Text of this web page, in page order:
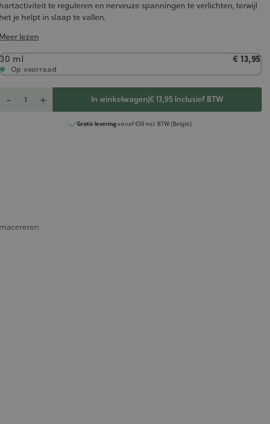
hartactiviteit te reguleren en nerveuze spanningen te verlichten, terwijl
het je helpt in slaap te vallen.
Meer lezen
30 ml € 13,95
Op voorraad
- + In winkelwagen|€ 13,95 Inclusief BTW
Gratis leveringvanaf €39 incl. BTW (Belgïe)